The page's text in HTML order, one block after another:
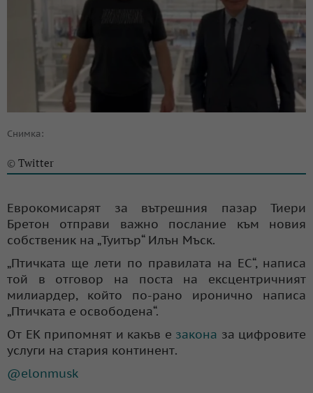
Снимка:
© Twitter
Еврокомисарят за вътрешния пазар Тиери
Бретон отправи важно послание към новия
собственик на „Туитър“ Илън Мъск.
„Птичката ще лети по правилата на ЕС“, написа
той в отговор на поста на ексцентричният
милиардер, който по-рано иронично написа
„Птичката е освободена“.
От ЕК припомнят и какъв е закона за цифровите
услуги на стария континент.
@elonmusk